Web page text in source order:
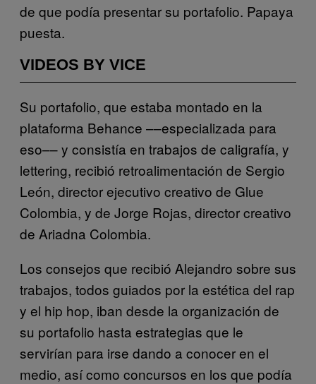
de que podía presentar su portafolio. Papaya
puesta.
VIDEOS BY VICE
Su portafolio, que estaba montado en la
plataforma Behance ––especializada para
eso–– y consistía en trabajos de caligrafía, y
lettering, recibió retroalimentación de Sergio
León, director ejecutivo creativo de Glue
Colombia, y de Jorge Rojas, director creativo
de Ariadna Colombia.
Los consejos que recibió Alejandro sobre sus
trabajos, todos guiados por la estética del rap
y el hip hop, iban desde la organización de
su portafolio hasta estrategias que le
servirían para irse dando a conocer en el
medio, así como concursos en los que podía